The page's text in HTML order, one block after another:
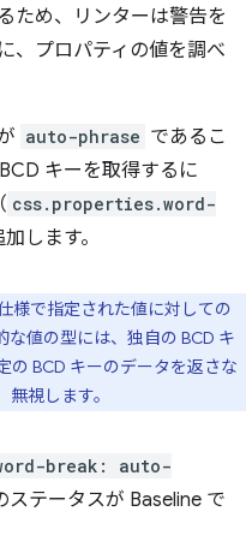
ため、リンターは警告を
、プロパティの値を調べ
auto-phrase であるこ
キーを取得するに
css.properties.word-
します。
様で指定された値に対しての
値の型には、独自の BCD キ
の BCD キーのデータを返さな
視します。
break: auto-
ステータスが Baseline で